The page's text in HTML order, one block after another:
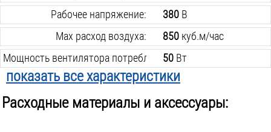
Рабочее напряжение:
380В
Max расход воздуха:
850куб.м/час
Мощность вентилятора потребляемая:
50Вт
Режимов работы:
3
Вес инструмента:
8.6кг
показать все характеристики
Расходные материалы и аксессуары: